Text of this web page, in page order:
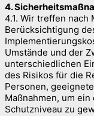
4.
4.1. Wir treffen nach
Berücksichtigung
Umstände und der
unterschiedlichen
des Risikos für die
Personen,
Maßnahmen, um
Schutzniveau zu